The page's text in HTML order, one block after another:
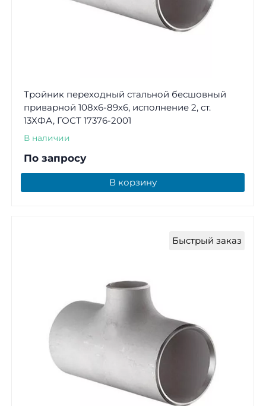
Тройник переходный стальной бесшовный
приварной 108х6-89х6, исполнение 2, ст.
13ХФА, ГОСТ 17376-2001
В наличии
По запросу
В корзину
Быстрый заказ